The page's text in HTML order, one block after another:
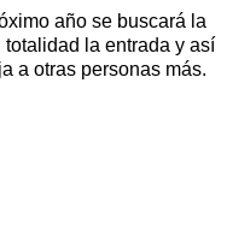
año se buscará la
la entrada y así
a otras personas más.